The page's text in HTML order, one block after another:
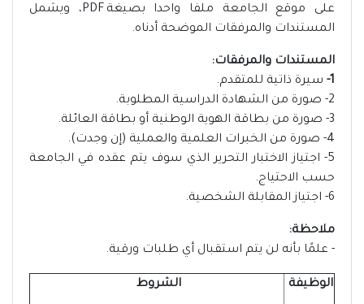
على موقع الجامعة ملفا واحدا بصيغة PDF، ويشمل
المستندات والمرفقات الموضحة أدناه.
المستندات والمرفقات:
1- سيرة ذاتية للمتقدم.
2- صورة من الشهادة الدراسية المطلوبة.
3- صورة من بطاقة الهوية الوطنية أو بطاقة العائلة.
4- صورة من الخبرات العلمية والعملية (إن وجدت).
5- اجتياز الاختبار التحرير الذي سوف يتم عقده في الجامعة
حسب الاحتياج.
6- اجتياز المقابلة الشخصية.
ملاحظة:
- علمًا بأنه لن يتم استقبال أي طلبات ورقية.
الوظيفة الشروط